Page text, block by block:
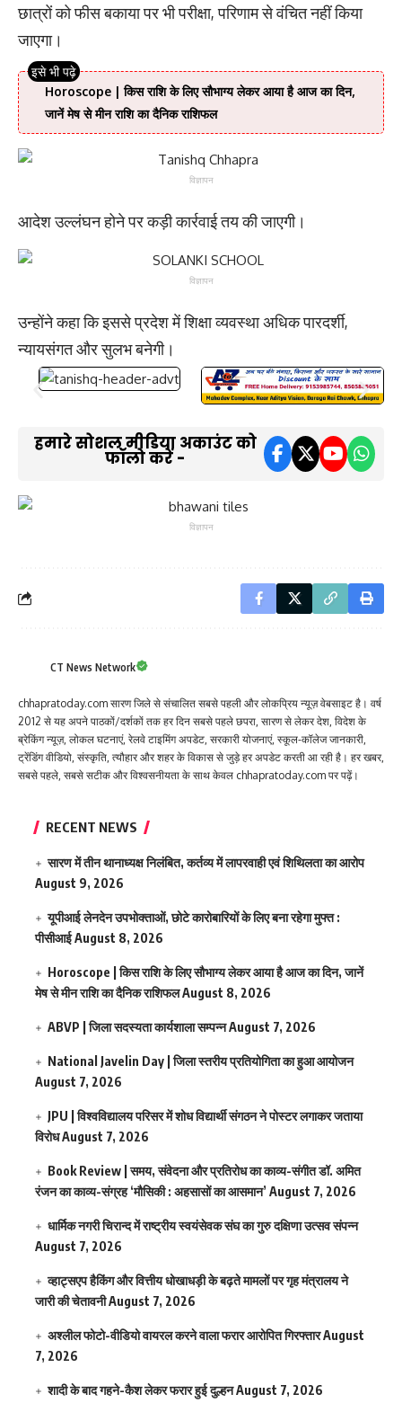
छात्रों को फीस बकाया पर भी परीक्षा, परिणाम से वंचित नहीं किया
जाएगा।
Horoscope | किस राशि के लिए सौभाग्य लेकर आया है आज का दिन,
जानें मेष से मीन राशि का दैनिक राशिफल
विज्ञापन
आदेश उल्लंघन होने पर कड़ी कार्रवाई तय की जाएगी।
विज्ञापन
उन्होंने कहा कि इससे प्रदेश में शिक्षा व्यवस्था अधिक पारदर्शी,
न्यायसंगत और सुलभ बनेगी।
हमारे सोशल मीडिया अकाउंट को
फॉलो करें -
विज्ञापन
CT News Network
chhapratoday.com सारण जिले से संचालित सबसे पहली और लोकप्रिय न्यूज़ वेबसाइट है। वर्ष
2012 से यह अपने पाठकों/दर्शकों तक हर दिन सबसे पहले छपरा, सारण से लेकर देश, विदेश के
ब्रेकिंग न्यूज़, लोकल घटनाएं, रेलवे टाइमिंग अपडेट, सरकारी योजनाएं, स्कूल-कॉलेज जानकारी,
ट्रेंडिंग वीडियो, संस्कृति, त्यौहार और शहर के विकास से जुड़े हर अपडेट करती आ रही है। हर खबर,
सबसे पहले, सबसे सटीक और विश्वसनीयता के साथ केवल chhapratoday.com पर पढ़ें।
RECENT NEWS
सारण में तीन थानाध्यक्ष निलंबित, कर्तव्य में लापरवाही एवं शिथिलता का आरोप
August 9, 2026
यूपीआई लेनदेन उपभोक्ताओं, छोटे कारोबारियों के लिए बना रहेगा मुफ्त :
पीसीआईAugust 8, 2026
Horoscope | किस राशि के लिए सौभाग्य लेकर आया है आज का दिन, जानें
मेष से मीन राशि का दैनिक राशिफलAugust 8, 2026
ABVP | जिला सदस्यता कार्यशाला सम्पन्नAugust 7, 2026
National Javelin Day | जिला स्तरीय प्रतियोगिता का हुआ आयोजन
August 7, 2026
JPU | विश्वविद्यालय परिसर में शोध विद्यार्थी संगठन ने पोस्टर लगाकर जताया
विरोधAugust 7, 2026
Book Review | समय, संवेदना और प्रतिरोध का काव्य-संगीत डॉ. अमित
रंजन का काव्य-संग्रह ‘मौसिकी : अहसासों का आसमान’ August 7, 2026
धार्मिक नगरी चिरान्द में राष्ट्रीय स्वयंसेवक संघ का गुरु दक्षिणा उत्सव संपन्न
August 7, 2026
व्हाट्सएप हैकिंग और वित्तीय धोखाधड़ी के बढ़ते मामलों पर गृह मंत्रालय ने
जारी की चेतावनीAugust 7, 2026
अश्लील फोटो-वीडियो वायरल करने वाला फरार आरोपित गिरफ्तारAugust
7, 2026
शादी के बाद गहने-कैश लेकर फरार हुई दुल्हनAugust 7, 2026